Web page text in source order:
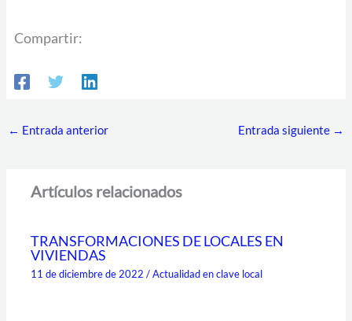
Compartir:
← Entrada anterior Entrada siguiente →
Artículos relacionados
TRANSFORMACIONES DE LOCALES EN
VIVIENDAS
11 de diciembre de 2022/Actualidad en clave local